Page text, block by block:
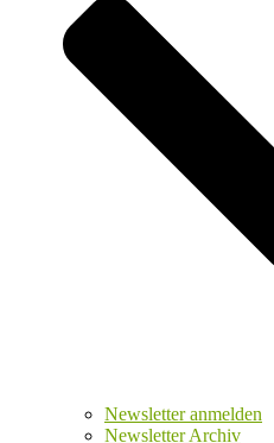
Newsletter anmelden
Newsletter Archiv